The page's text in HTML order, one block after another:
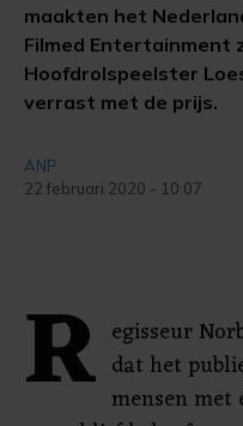
maakten het
Filmed Entertainment
Hoofdrolspeelster
verrast met de prijs.
ANP
22 februari 2020 - 10:07
R egisseur
dat het
mensen met